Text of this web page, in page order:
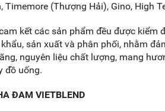
Timemore (Thượng Hải), Gino, High
kết các sản phẩm đều được kiểm
sản xuất và phân phối, nhằm
nguyên liệu chất lượng, mang
đồ uống.
ĐAM VIETBLEND